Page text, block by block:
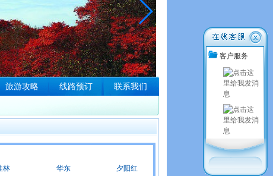
旅游攻略 线路预订 联系我们
林 华东
夕阳红
客户服务